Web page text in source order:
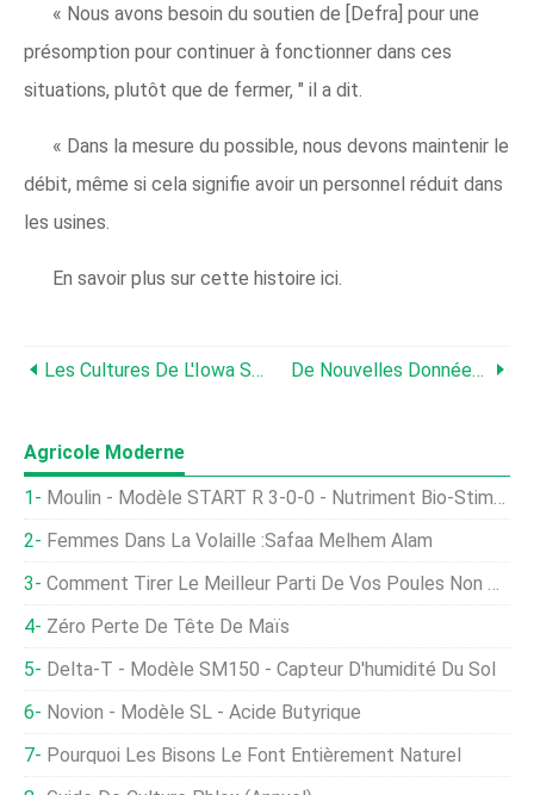
« Nous avons besoin du soutien de [Defra] pour une
présomption pour continuer à fonctionner dans ces
situations, plutôt que de fermer, " il a dit.
« Dans la mesure du possible, nous devons maintenir le
débit, même si cela signifie avoir un personnel réduit dans
les usines.
En savoir plus sur cette histoire ici.
Les Cultures De L'Iowa Souffrent De La Pire Sécheresse Depuis 2013 De Nouvelles Données De Sondage Au Royaume-Uni Indiquent Que 75 Pour Cent Se Félicitent De L'interdiction Des Importations D'aliments À Faible Bien-Être
Agricole Moderne
Moulin - Modèle START R 3-0-0 - Nutriment Bio-Stimulant
Femmes Dans La Volaille :Safaa Melhem Alam
Comment Tirer Le Meilleur Parti De Vos Poules Non Pondeuses
Zéro Perte De Tête De Maïs
Delta-T - Modèle SM150 - Capteur D'humidité Du Sol
Novion - Modèle SL - Acide Butyrique
Pourquoi Les Bisons Le Font Entièrement Naturel